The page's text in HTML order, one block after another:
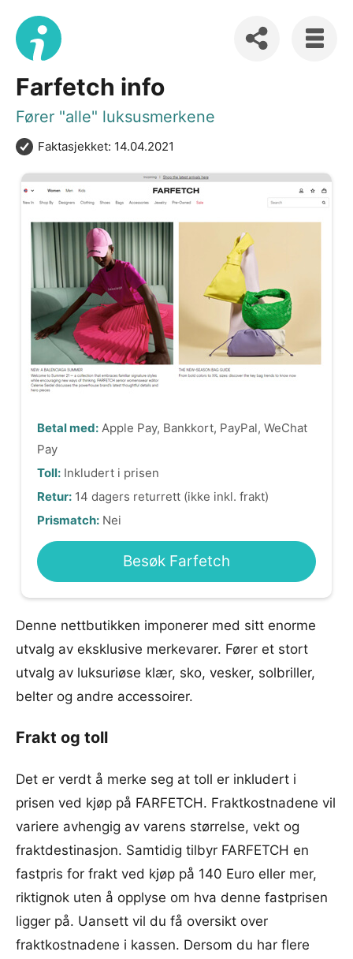
Farfetch info
Fører "alle" luksusmerkene
Faktasjekket: 14.04.2021
Betal med: Apple Pay, Bankkort, PayPal, WeChat
Pay
Toll: Inkludert i prisen
Retur: 14 dagers returrett (ikke inkl. frakt)
Prismatch: Nei
Besøk Farfetch
Denne nettbutikken imponerer med sitt enorme
utvalg av eksklusive merkevarer. Fører et stort
utvalg av luksuriøse klær, sko, vesker, solbriller,
belter og andre accessoirer.
Frakt og toll
Det er verdt å merke seg at toll er inkludert i
prisen ved kjøp på FARFETCH. Fraktkostnadene vil
variere avhengig av varens størrelse, vekt og
fraktdestinasjon. Samtidig tilbyr FARFETCH en
fastpris for frakt ved kjøp på 140 Euro eller mer,
riktignok uten å opplyse om hva denne fastprisen
ligger på. Uansett vil du få oversikt over
fraktkostnadene i kassen. Dersom du har flere